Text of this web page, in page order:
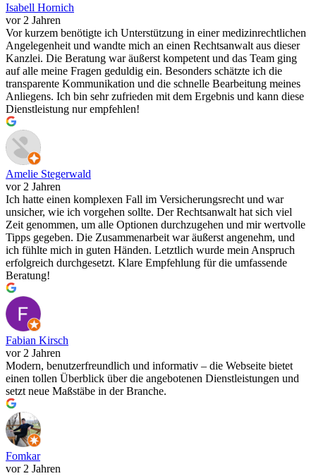
Isabell Hornich
vor 2 Jahren
Vor kurzem benötigte ich Unterstützung in einer medizinrechtlichen
Angelegenheit und wandte mich an einen Rechtsanwalt aus dieser
Kanzlei. Die Beratung war äußerst kompetent und das Team ging
auf alle meine Fragen geduldig ein. Besonders schätzte ich die
transparente Kommunikation und die schnelle Bearbeitung meines
Anliegens. Ich bin sehr zufrieden mit dem Ergebnis und kann diese
Dienstleistung nur empfehlen!
Amelie Stegerwald
vor 2 Jahren
Ich hatte einen komplexen Fall im Versicherungsrecht und war
unsicher, wie ich vorgehen sollte. Der Rechtsanwalt hat sich viel
Zeit genommen, um alle Optionen durchzugehen und mir wertvolle
Tipps gegeben. Die Zusammenarbeit war äußerst angenehm, und
ich fühlte mich in guten Händen. Letztlich wurde mein Anspruch
erfolgreich durchgesetzt. Klare Empfehlung für die umfassende
Beratung!
Fabian Kirsch
vor 2 Jahren
Modern, benutzerfreundlich und informativ – die Webseite bietet
einen tollen Überblick über die angebotenen Dienstleistungen und
setzt neue Maßstäbe in der Branche.
Fomkar
vor 2 Jahren